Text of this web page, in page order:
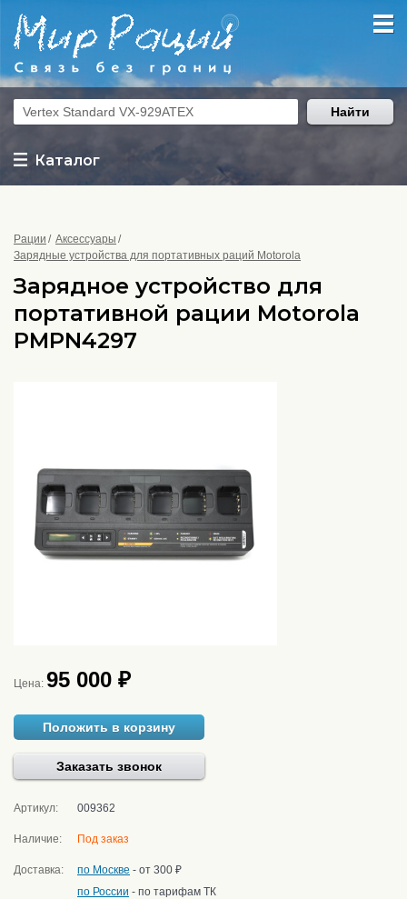
Каталог
Найти
Рации
Аксессуары
Зарядные устройства для портативных раций Motorola
Зарядное устройство для
портативной рации Motorola
PMPN4297
Цена: 95 000 ₽
Положить в корзину
Заказать звонок
Артикул: 009362
Наличие: Под заказ
Доставка: по Москве - от 300 ₽
по России - по тарифам ТК